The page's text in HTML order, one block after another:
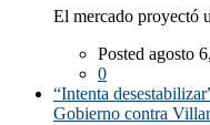
El mercado proyectó
Posted agosto
0
“Intenta
Gobierno contra